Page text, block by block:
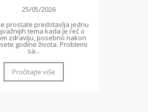
25/05/2026
prostate predstavlja jednu
tema kada je reč o
zdravlju, posebno nakon
godine života. Problemi
sa...
Pročitajte više